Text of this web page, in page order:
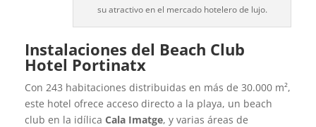
su atractivo en el mercado hotelero de lujo.
Instalaciones del Beach Club
Hotel Portinatx
Con 243 habitaciones distribuidas en más de 30.000 m²,
este hotel ofrece acceso directo a la playa, un beach
club en la idílica Cala Imatge, y varias áreas de